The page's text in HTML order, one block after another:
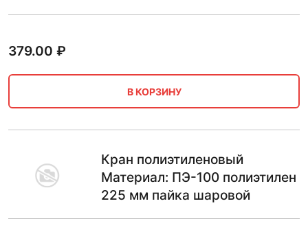
379.00 ₽
В КОРЗИНУ
Кран полиэтиленовый
Материал: ПЭ-100 полиэтилен
225 мм пайка шаровой